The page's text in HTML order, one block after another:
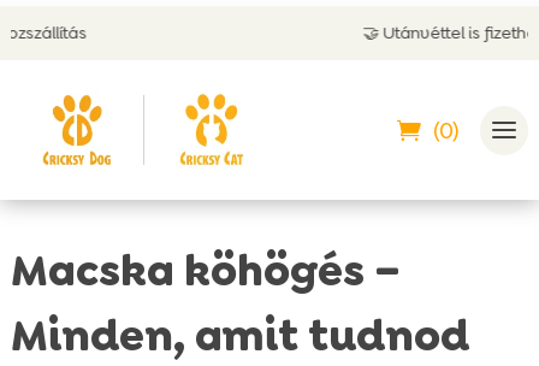
🤝 Utánvéttel is fizethetsz
(0)
Macska köhögés –
Minden, amit tudnod